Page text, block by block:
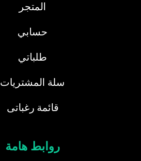
المتجر
حسابي
طلباتي
سلة المشتريات
قائمة رغباتى
روابط هامة